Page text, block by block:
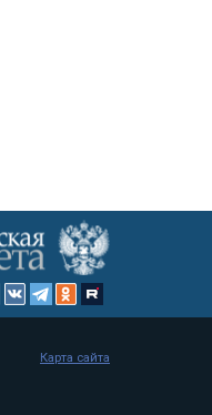
Карта сайта